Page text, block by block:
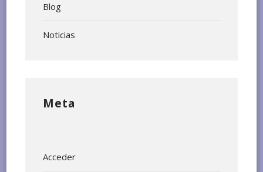
Blog
Noticias
Meta
Acceder